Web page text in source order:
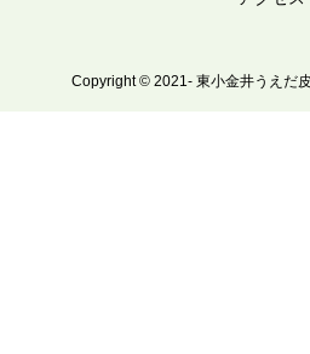
Copyright © 2021- 東小金井うえだ